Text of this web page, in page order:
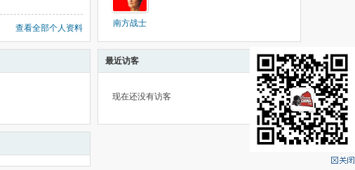
查看全部个人资料 南方战士
最近访客
现在还没有访客